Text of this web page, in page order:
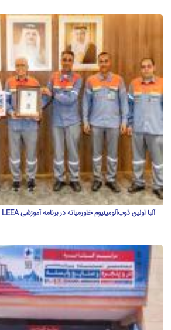
آلبا اولین ذوب‌آلومینیوم خاورمیانه در برنامه آموزشی LEEA